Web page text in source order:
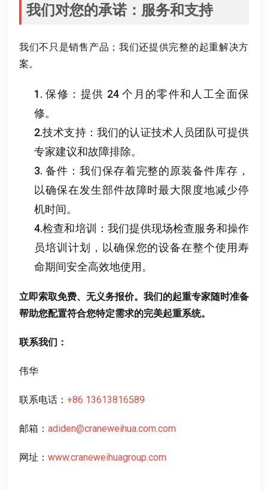
我们对您的承诺： 服务和支持
我们不只是销售产品 ； 我们还提供完整的起重解决方
案。
1.保修 ： 提供 24个月的零件和人工全面保
修。
2.技术支持： 我们的认证技术人员团队可提供
专家建议和故障排除。
3. 备件 ： 我们保存着完整的原装备件库存 ，
以确保在发生部件故障时最大限度地减少停
机时间。
4.检查和培训 ：我们提供现场检查服务和操作
员培训计划
， 以确保您的设备在整个使用寿
命期间安全高效地使用 。
立即索取免费、 无义务报价。 我们的起重专家随时准备
帮助您配置符合您特定需求的完美起重系统。
联系我们 ：
伟华
联系电话 ： +86 13613816589
邮箱 ： adiden@craneweihua.com.com
网址 ： www.craneweihuagroup.com